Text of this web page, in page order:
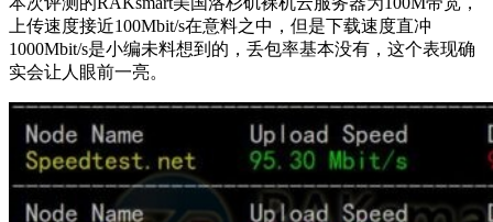
上传速度接近100Mbit/s在意料之中，但是下载速度直冲
1000Mbit/s是小编未料想到的，丢包率基本没有，这个表现确
实会让人眼前一亮。